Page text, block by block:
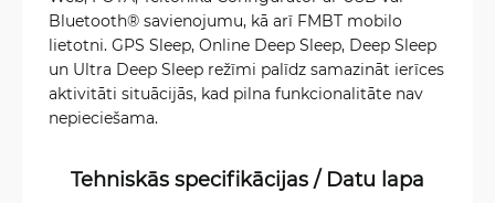
Bluetooth® savienojumu, kā arī FMBT mobilo
lietotni. GPS Sleep, Online Deep Sleep, Deep Sleep
un Ultra Deep Sleep režīmi palīdz samazināt ierīces
aktivitāti situācijās, kad pilna funkcionalitāte nav
nepieciešama.
Tehniskās specifikācijas / Datu lapa